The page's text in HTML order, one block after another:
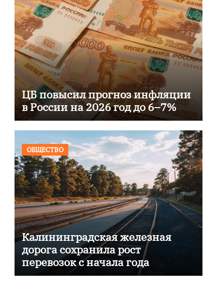
ЦБ повысил прогноз инфляции
в России на 2026 год до 6–7%
ОБЩЕСТВО
Калининградская железная
дорога сохранила рост
перевозок с начала года